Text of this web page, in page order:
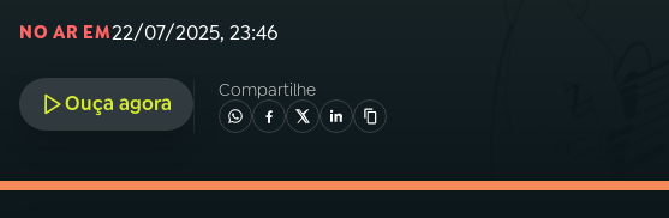
04PROGRAMAS
NO AR EM22/07/2025, 23:46
Ouça agora
Compartilhe